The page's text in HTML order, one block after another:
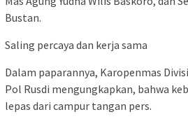
Bustan.
Saling percaya dan kerja sama
Dalam paparannya, Karopenmas
Pol Rusdi mengungkapkan, bahwa
lepas dari campur tangan pers.